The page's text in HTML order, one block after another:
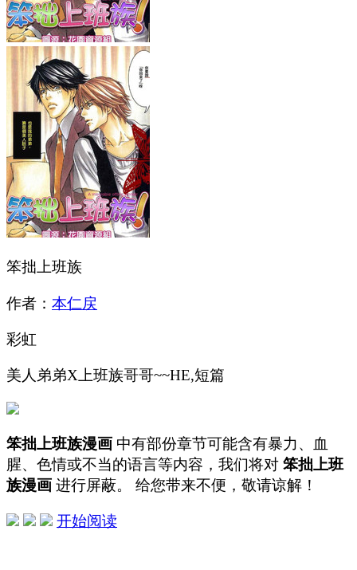
笨拙上班族
作者： 本仁戻
彩虹
美人弟弟X上班族哥哥~~HE,短篇
笨拙上班族漫画 中有部份章节可能含有暴力、血
腥、色情或不当的语言等内容，我们将对 笨拙上班
族漫画 进行屏蔽。 给您带来不便，敬请谅解！
开始阅读